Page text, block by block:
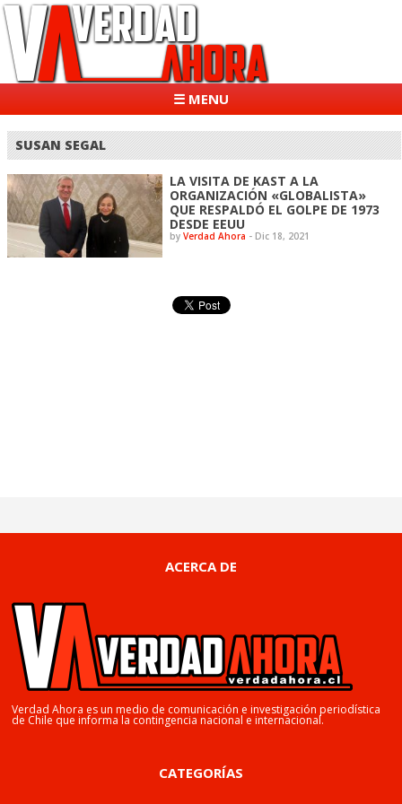
☰ MENU
SUSAN SEGAL
LA VISITA DE KAST A LA
ORGANIZACIÓN «GLOBALISTA»
QUE RESPALDÓ EL GOLPE DE 1973
DESDE EEUU
byVerdad Ahora - Dic 18, 2021
ACERCA DE
Verdad Ahora es un medio de comunicación e investigación periodística
de Chile que informa la contingencia nacional e internacional.
CATEGORÍAS